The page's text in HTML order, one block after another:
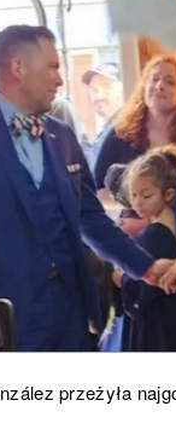
przeżyła